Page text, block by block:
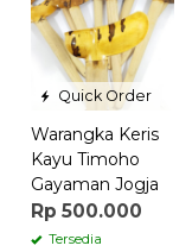
Quick Order
Warangka Keris
Kayu Timoho
Gayaman Jogja
Rp 500.000
Tersedia